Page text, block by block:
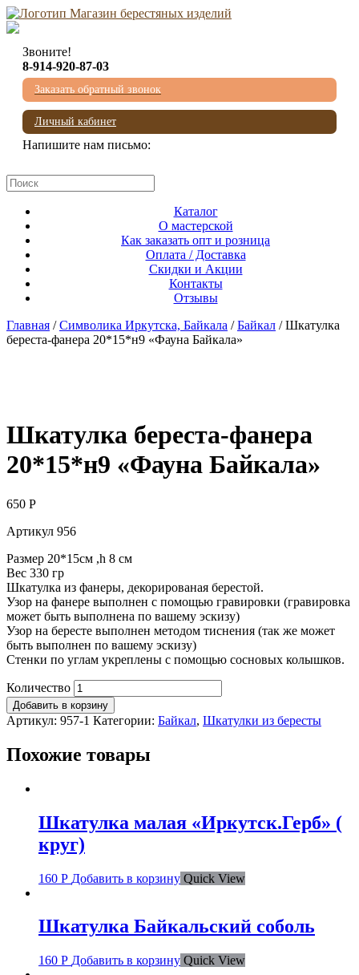
Звоните!
8-914-920-87-03
Заказать обратный звонок
Личный кабинет
Напишите нам письмо:
Каталог
О мастерской
Как заказать опт и розница
Оплата / Доставка
Скидки и Акции
Контакты
Отзывы
Главная /Символика Иркутска, Байкала /Байкал / Шкатулка
береста-фанера 20*15*н9 «Фауна Байкала»
Шкатулка береста-фанера
20*15*н9 «Фауна Байкала»
650 Р
Артикул 956
Размер 20*15см ,h 8 см
Вес 330 гр
Шкатулка из фанеры, декорированая берестой.
Узор на фанере выполнен с помощью гравировки (гравировка
может быть выполнена по вашему эскизу)
Узор на бересте выполнен методом тиснения (так же может
быть выполнен по вашему эскизу)
Стенки по углам укреплены с помощью сосновых колышков.
Количество
Добавить в корзину
Артикул: 957-1 Категории: Байкал, Шкатулки из бересты
Похожие товары
Шкатулка малая «Иркутск.Герб» (
круг)
160 Р Добавить в корзину Quick View
Шкатулка Байкальский соболь
160 Р Добавить в корзину Quick View